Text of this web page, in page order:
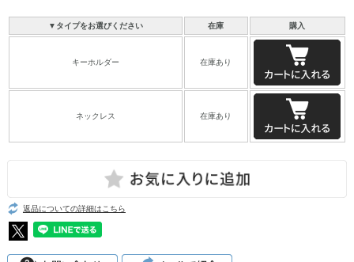
▼タイプをお選びください 在庫 購入
キーホルダー 在庫あり
ネックレス 在庫あり
返品についての詳細はこちら